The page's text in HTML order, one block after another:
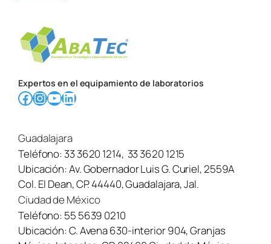
Expertos en el equipamiento de laboratorios
Facebook InstagramYouTube LinkedIn
Guadalajara
Teléfono:33 3620 1214, 33 3620 1215
Ubicación:Av. Gobernador Luis G. Curiel, 2559A
Col. El Dean, CP. 44440, Guadalajara, Jal.
Ciudad de México
Teléfono: 55 5639 0210
Ubicación:C. Avena 630-interior 904, Granjas